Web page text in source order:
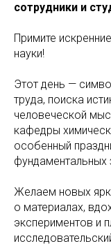
сотрудники и
Примите
науки!
Этот день —
труда, поиска
человеческой
кафедры
особенный
фундаментальных
Желаем новых
о материалах,
экспериментов и